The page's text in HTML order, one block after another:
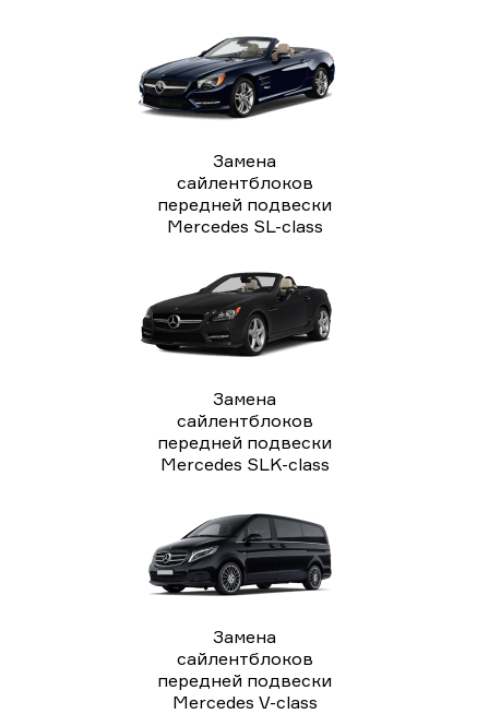
Замена
сайлентблоков
передней подвески
Mercedes SL-class
Замена
сайлентблоков
передней подвески
Mercedes SLK-class
Замена
сайлентблоков
передней подвески
Mercedes V-class